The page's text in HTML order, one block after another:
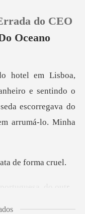
0
do CEO
Oceano
e sentindo o
escorregava